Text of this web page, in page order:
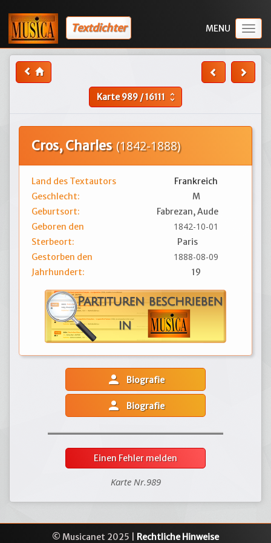
Textdichter
Karte989/16111 unfold_more
Cros, Charles (1842-1888)
Land des Textautors
Frankreich
Geschlecht:
M
Geburtsort:
Fabrezan, Aude
Geboren den
1842-10-01
Sterbeort:
Paris
Gestorben den
1888-08-09
Jahrhundert: 19
person Biografie
person Biografie
Einen Fehler melden
Karte Nr.989
© Musicanet 2025 | Rechtliche Hinweise